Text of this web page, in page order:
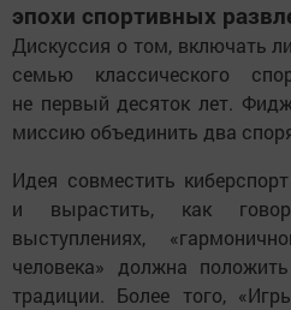
эпохи спортивных
Дискуссия о том, включать
семью классического
не первый десяток лет.
миссию объединить два
Идея совместить
и вырастить, как
выступлениях,
человека» должна
традиции. Более того,